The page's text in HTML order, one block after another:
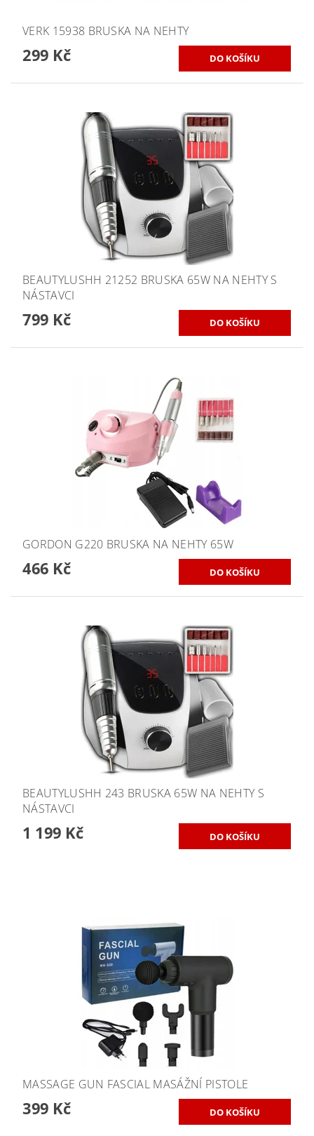
VERK 15938 BRUSKA NA NEHTY
299 Kč
BEAUTYLUSHH 21252 BRUSKA 65W NA NEHTY S
NÁSTAVCI
799 Kč
GORDON G220 BRUSKA NA NEHTY 65W
466 Kč
BEAUTYLUSHH 243 BRUSKA 65W NA NEHTY S
NÁSTAVCI
1 199 Kč
MASSAGE GUN FASCIAL MASÁŽNÍ PISTOLE
399 Kč